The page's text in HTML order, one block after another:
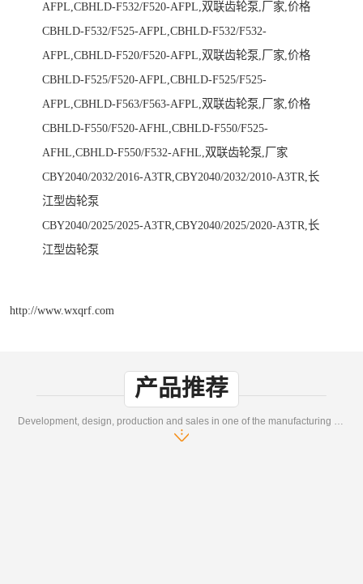
AFPL,CBHLD-F532/F520-AFPL,双联齿轮泵,厂家,价格
CBHLD-F532/F525-AFPL,CBHLD-F532/F532-
AFPL,CBHLD-F520/F520-AFPL,双联齿轮泵,厂家,价格
CBHLD-F525/F520-AFPL,CBHLD-F525/F525-
AFPL,CBHLD-F563/F563-AFPL,双联齿轮泵,厂家,价格
CBHLD-F550/F520-AFHL,CBHLD-F550/F525-
AFHL,CBHLD-F550/F532-AFHL,双联齿轮泵,厂家
CBY2040/2032/2016-A3TR,CBY2040/2032/2010-A3TR,长
江型齿轮泵
CBY2040/2025/2025-A3TR,CBY2040/2025/2020-A3TR,长
江型齿轮泵
http://www.wxqrf.com
产品推荐